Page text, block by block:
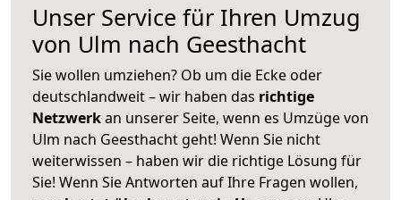
Unser Service für Ihren Umzug
von Ulm nach Geesthacht
Sie wollen umziehen? Ob um die Ecke oder
deutschlandweit – wir haben das richtige
Netzwerkan unserer Seite, wenn es Umzüge von
Ulm nach Geesthacht geht! Wenn Sie nicht
weiterwissen – haben wir die richtige Lösung für
Sie! Wenn Sie Antworten auf Ihre Fragen wollen,